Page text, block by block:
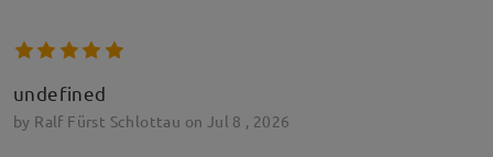
undefined
by Ralf Fürst Schlottau on Jul 8 , 2026